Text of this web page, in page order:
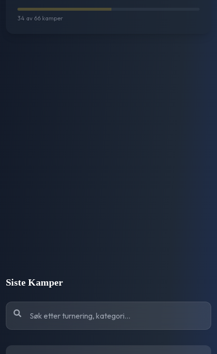
34 av 66 kamper
Siste Kamper